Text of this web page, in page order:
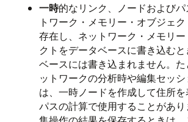
一時的なリンク、ノードおよびパ
トワーク・メモリー・オブジェ
存在し、ネットワーク・メモリー
クトをデータベースに書き込む
ベースには書き込まれません。
ットワークの分析時や編集セッシ
は、一時ノードを作成して住所
パスの計算で使用することがあ